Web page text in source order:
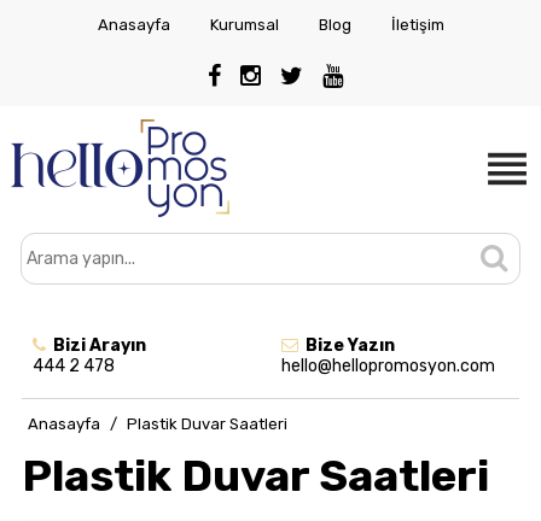
Anasayfa Kurumsal Blog İletişim
Bizi Arayın
444 2 478
Bize Yazın
hello@hellopromosyon.com
Anasayfa / Plastik Duvar Saatleri
Plastik Duvar Saatleri